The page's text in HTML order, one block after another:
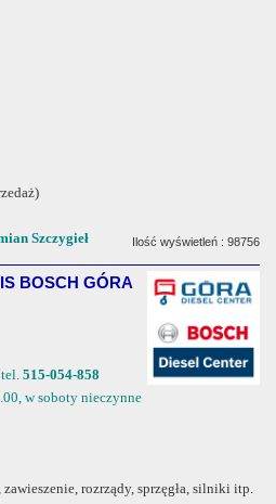
Szczygieł Ilość wyświetleń : 98756
BOSCH GÓRA
tel. 515-054-858
w soboty nieczynne
rozrządy, sprzęgła, silniki itp.